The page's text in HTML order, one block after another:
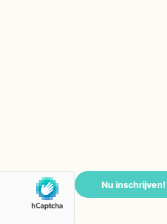
Nu inschrijven!